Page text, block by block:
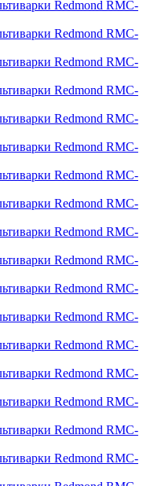
Redmond RMC-
Redmond RMC-
Redmond RMC-
Redmond RMC-
Redmond RMC-
Redmond RMC-
Redmond RMC-
Redmond RMC-
Redmond RMC-
Redmond RMC-
Redmond RMC-
Redmond RMC-
Redmond RMC-
Redmond RMC-
Redmond RMC-
Redmond RMC-
Redmond RMC-